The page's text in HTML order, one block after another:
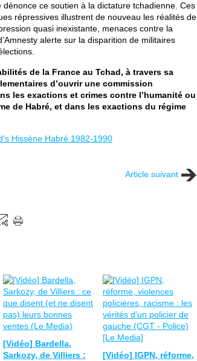
ce soutien à la dictature tchadienne. Ces
répressives illustrent de nouveau les réalités de
quasi inexistante, menaces contre la
alerte sur la disparition de militaires
de la France au Tchad, à travers sa
d’ouvrir une commission
les exactions et crimes contre l’humanité ou
de Habré, et dans les exactions du régime
Hissène Habré 1982-1990
Article suivant
[Vidéo] Bardella,
Sarkozy, de Villiers :
[Vidéo] IGPN, réforme,